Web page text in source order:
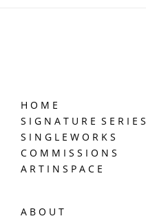
H O M E
S I G N A T U R E S E R I E S
S I N G L E W O R K S
C O M M I S S I O N S
A R T I N S P A C E
A B O U T